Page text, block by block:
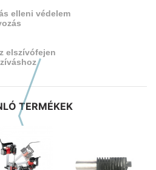
elleni védelem
elszívófejen
TERMÉKEK
Előző hasonló szerszámok